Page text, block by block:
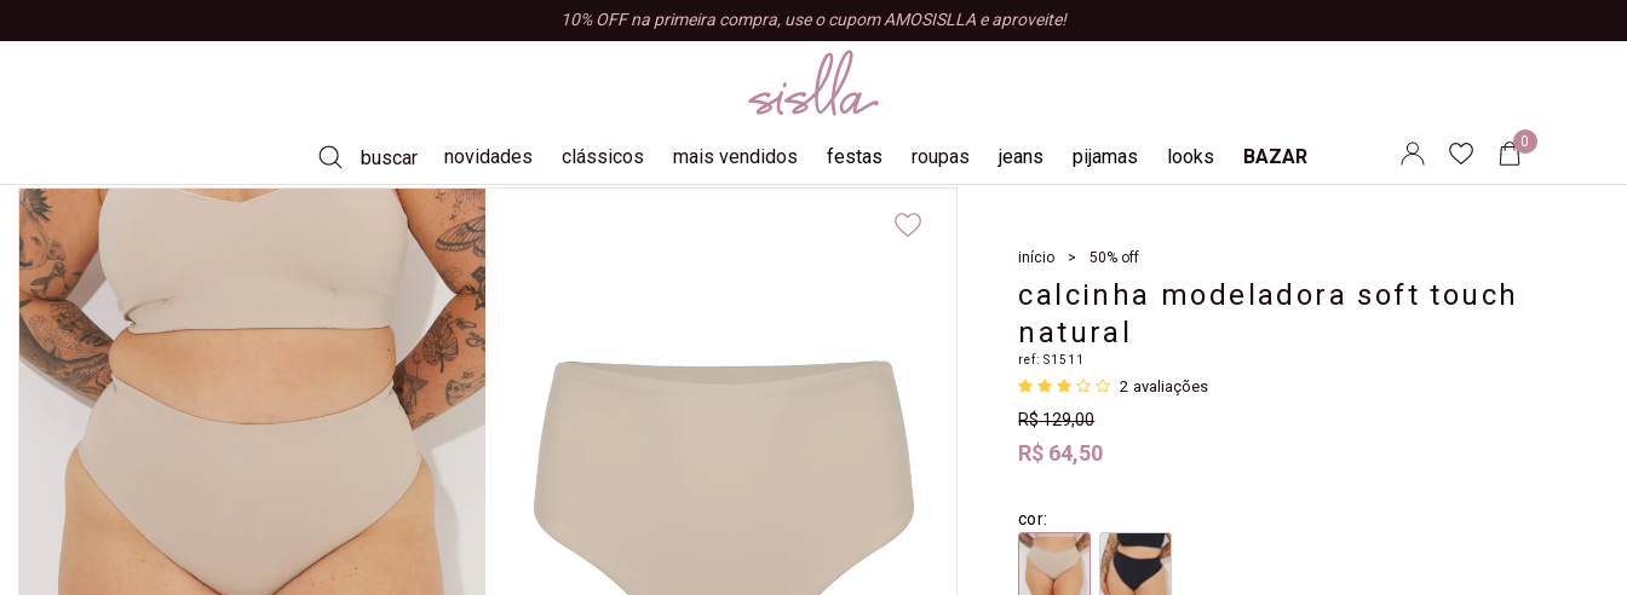
10% OFF na primeira compra, use o cupom AMOSISLLA e aproveite!
buscar novidades clássicos mais vendidos festas roupas
camisas
t-shirts
casacos e jaquetas
moda praia
jeans pijamas looks BAZAR
0
início 50% off
calcinha modeladora soft touch
natural
ref:S1511
2 avaliações
R$ 129,00
R$ 64,50
cor: